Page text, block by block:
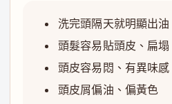
洗完頭隔天就明顯出油
頭髮容易貼頭皮、扁塌
頭皮容易悶、有異味感
頭皮屑偏油、偏黃色